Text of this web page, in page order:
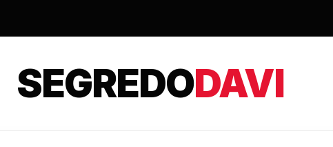
SEGREDODAVI